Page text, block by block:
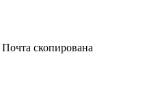
Почта скопирована